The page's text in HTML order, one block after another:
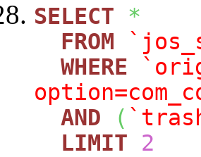
SELECT
*
FROM
WHERE
AND
(
LIMIT
2